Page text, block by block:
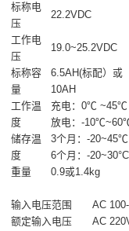
标称电
压
22.2VDC
工作电
压
19.0~25.2VDC
标称容
量
6.5AH(标配）或
10AH
工作温
度
充电：0℃ ~45℃
放电：-
储存温
度
3个月：-20~45℃
6个月：-20~30°C
重量
0.9或1.4kg
输入电压范围
AC
额定输入电压
AC